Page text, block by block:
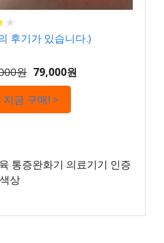
★
★
후기가 있습니다.)
원 79,000원
지금 구매! >
통증완화기 의료기기 인증
상